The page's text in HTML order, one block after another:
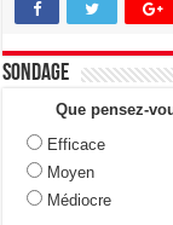
Sondage
Que pensez-
Efficace
Moyen
Médiocre